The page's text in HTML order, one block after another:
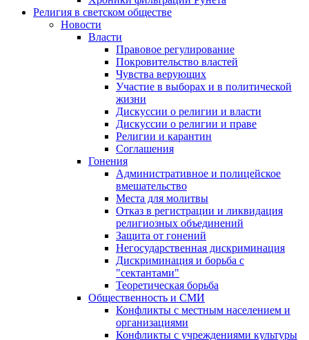
Религия в светском обществе
Новости
Власти
Правовое регулирование
Покровительство властей
Чувства верующих
Участие в выборах и в политической
жизни
Дискуссии о религии и власти
Дискуссии о религии и праве
Религии и карантин
Соглашения
Гонения
Административное и полицейское
вмешательство
Места для молитвы
Отказ в регистрации и ликвидация
религиозных объединений
Защита от гонений
Негосударственная дискриминация
Дискриминация и борьба с
"сектантами"
Теоретическая борьба
Общественность и СМИ
Конфликты с местным населением и
организациями
Конфликты с учреждениями культуры